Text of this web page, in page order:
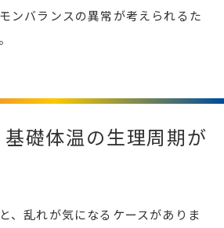
ンバランスの異常が考えられるた
基礎体温の生理周期が
、乱れが気になるケースがありま